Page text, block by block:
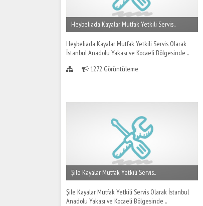
Heybeliada Kayalar Mutfak Yetkili Servis..
Heybeliada Kayalar Mutfak Yetkili Servis Olarak
İstanbul Anadolu Yakası ve Kocaeli Bölgesinde ..
1272 Görüntüleme
Şile Kayalar Mutfak Yetkili Servis..
Şile Kayalar Mutfak Yetkili Servis Olarak İstanbul
Anadolu Yakası ve Kocaeli Bölgesinde ..